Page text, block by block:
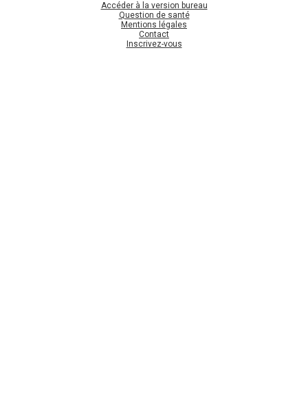
Accéder à la version bureau
Question de santé
Mentions légales
Contact
Inscrivez-vous